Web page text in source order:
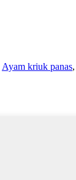
Ayam kriuk panas,